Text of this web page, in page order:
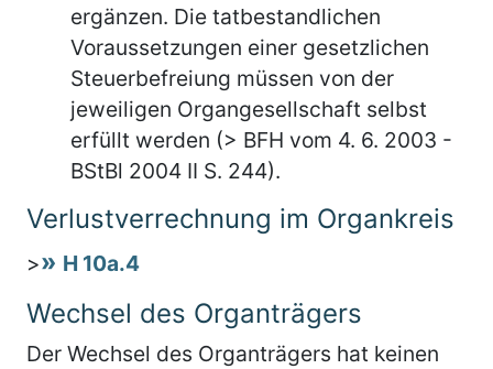
ergänzen. Die tatbestandlichen
Voraussetzungen einer gesetzlichen
Steuerbefreiung müssen von der
jeweiligen Organgesellschaft selbst
erfüllt werden (> BFH vom 4. 6. 2003 -
BStBl 2004 II S. 244).
Verlustverrechnung im Organkreis
> H 10a.4
Wechsel des Organträgers
Der Wechsel des Organträgers hat keinen